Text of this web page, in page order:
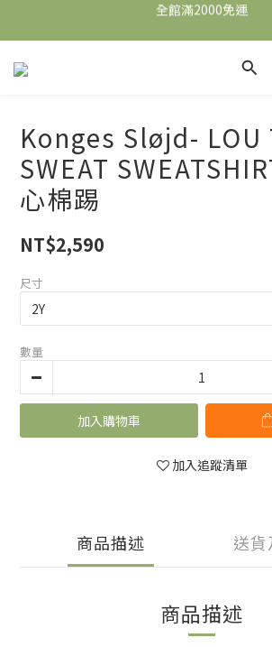
全館滿2000免運
全館滿2000免運
加入會員，即可獲得$100購物金，可立
全館滿2000免運
Konges Sløjd- LOU
SWEAT
心棉踢
NT$2,590
尺寸
數量
加入購物車
加入追蹤清單
商品描述 送
商品描述